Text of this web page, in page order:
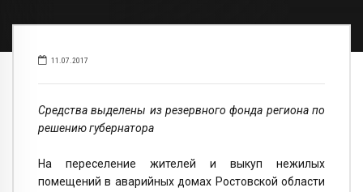
11.07.2017
Средства выделены из резервного фонда региона по
решению губернатора
На переселение жителей и выкуп нежилых
помещений в аварийных домах Ростовской области